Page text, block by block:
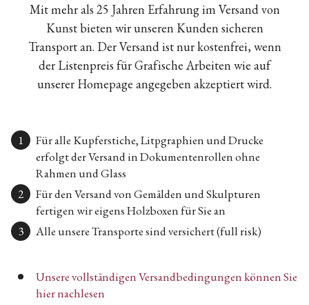
Mit mehr als 25 Jahren Erfahrung im Versand von
Kunst bieten wir unseren Kunden sicheren
Transport an. Der Versand ist nur kostenfrei, wenn
der Listenpreis für Grafische Arbeiten wie auf
unserer Homepage angegeben akzeptiert wird.
Für alle Kupferstiche, Litpgraphien und Drucke
erfolgt der Versand in Dokumentenrollen ohne
Rahmen und Glass
Für den Versand von Gemälden und Skulpturen
fertigen wir eigens Holzboxen für Sie an
Alle unsere Transporte sind versichert (full risk)
Unsere vollständigen Versandbedingungen können Sie
hier nachlesen